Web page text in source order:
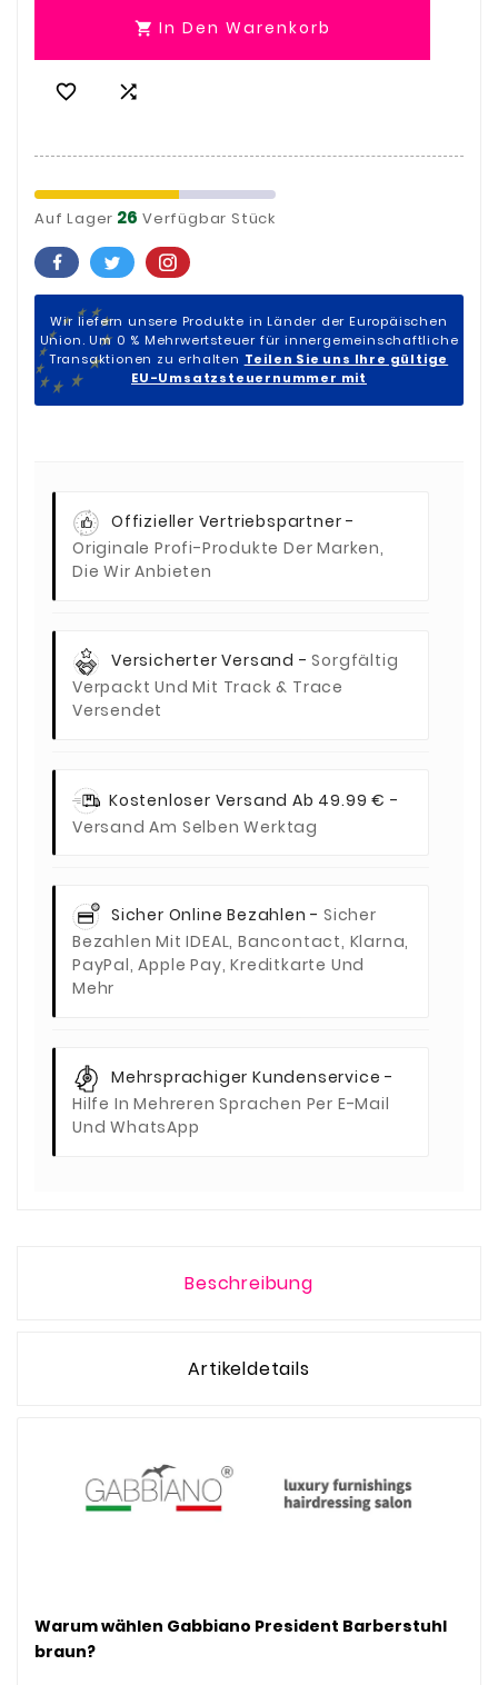
 In Den Warenkorb
 
Auf Lager 26 Verfügbar Stück
Wir liefern unsere Produkte in Länder der Europäischen
Union. Um 0 % Mehrwertsteuer für innergemeinschaftliche
Transaktionen zu erhalten Teilen Sie uns Ihre gültige
EU-Umsatzsteuernummer mit
Offizieller Vertriebspartner -
Originale Profi-Produkte Der Marken,
Die Wir Anbieten
Versicherter Versand -Sorgfältig
Verpackt Und Mit Track & Trace
Versendet
Kostenloser Versand Ab 49.99 € -
Versand Am Selben Werktag
Sicher Online Bezahlen -Sicher
Bezahlen Mit IDEAL, Bancontact, Klarna,
PayPal, Apple Pay, Kreditkarte Und
Mehr
Mehrsprachiger Kundenservice -
Hilfe In Mehreren Sprachen Per E-Mail
Und WhatsApp
Beschreibung
Artikeldetails
Warum wählen Gabbiano President Barberstuhl
braun?